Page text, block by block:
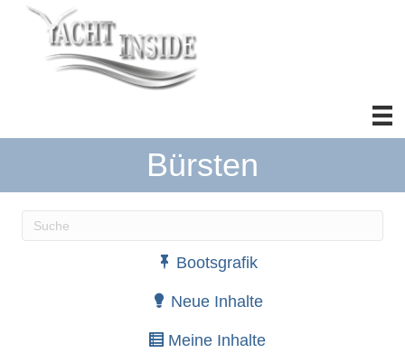
Bürsten
Wenn die Ergebnisse der automatischen
Bootsgrafik
Neue Inhalte
Meine Inhalte